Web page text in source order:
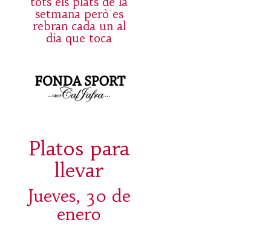
setmana però es
rebran cada un al
dia que toca
Platos para
llevar
Jueves, 30 de
enero